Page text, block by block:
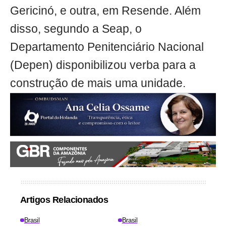
Gericinó, e outra, em Resende. Além
disso, segundo a Seap, o
Departamento Penitenciário Nacional
(Depen) disponibilizou verba para a
construção de mais uma unidade.
Artigos Relacionados
Brasil Brasil